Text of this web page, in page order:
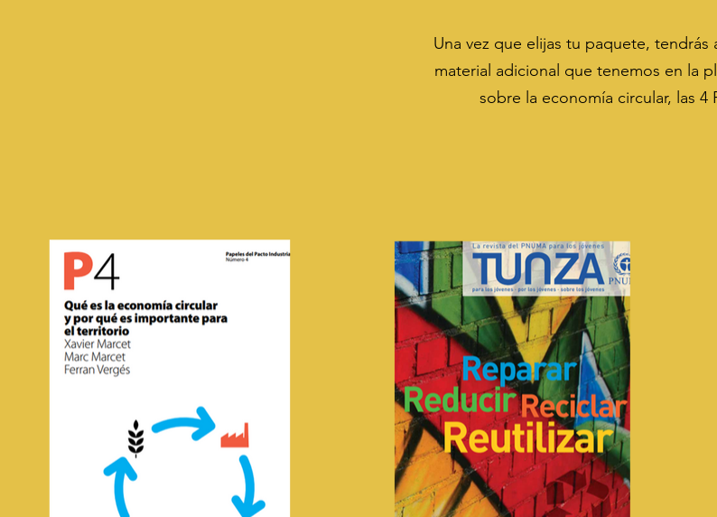
Una vez que elijas tu paquete, tendrás
material adicional que tenemos en la
sobre la economía circular, las 4